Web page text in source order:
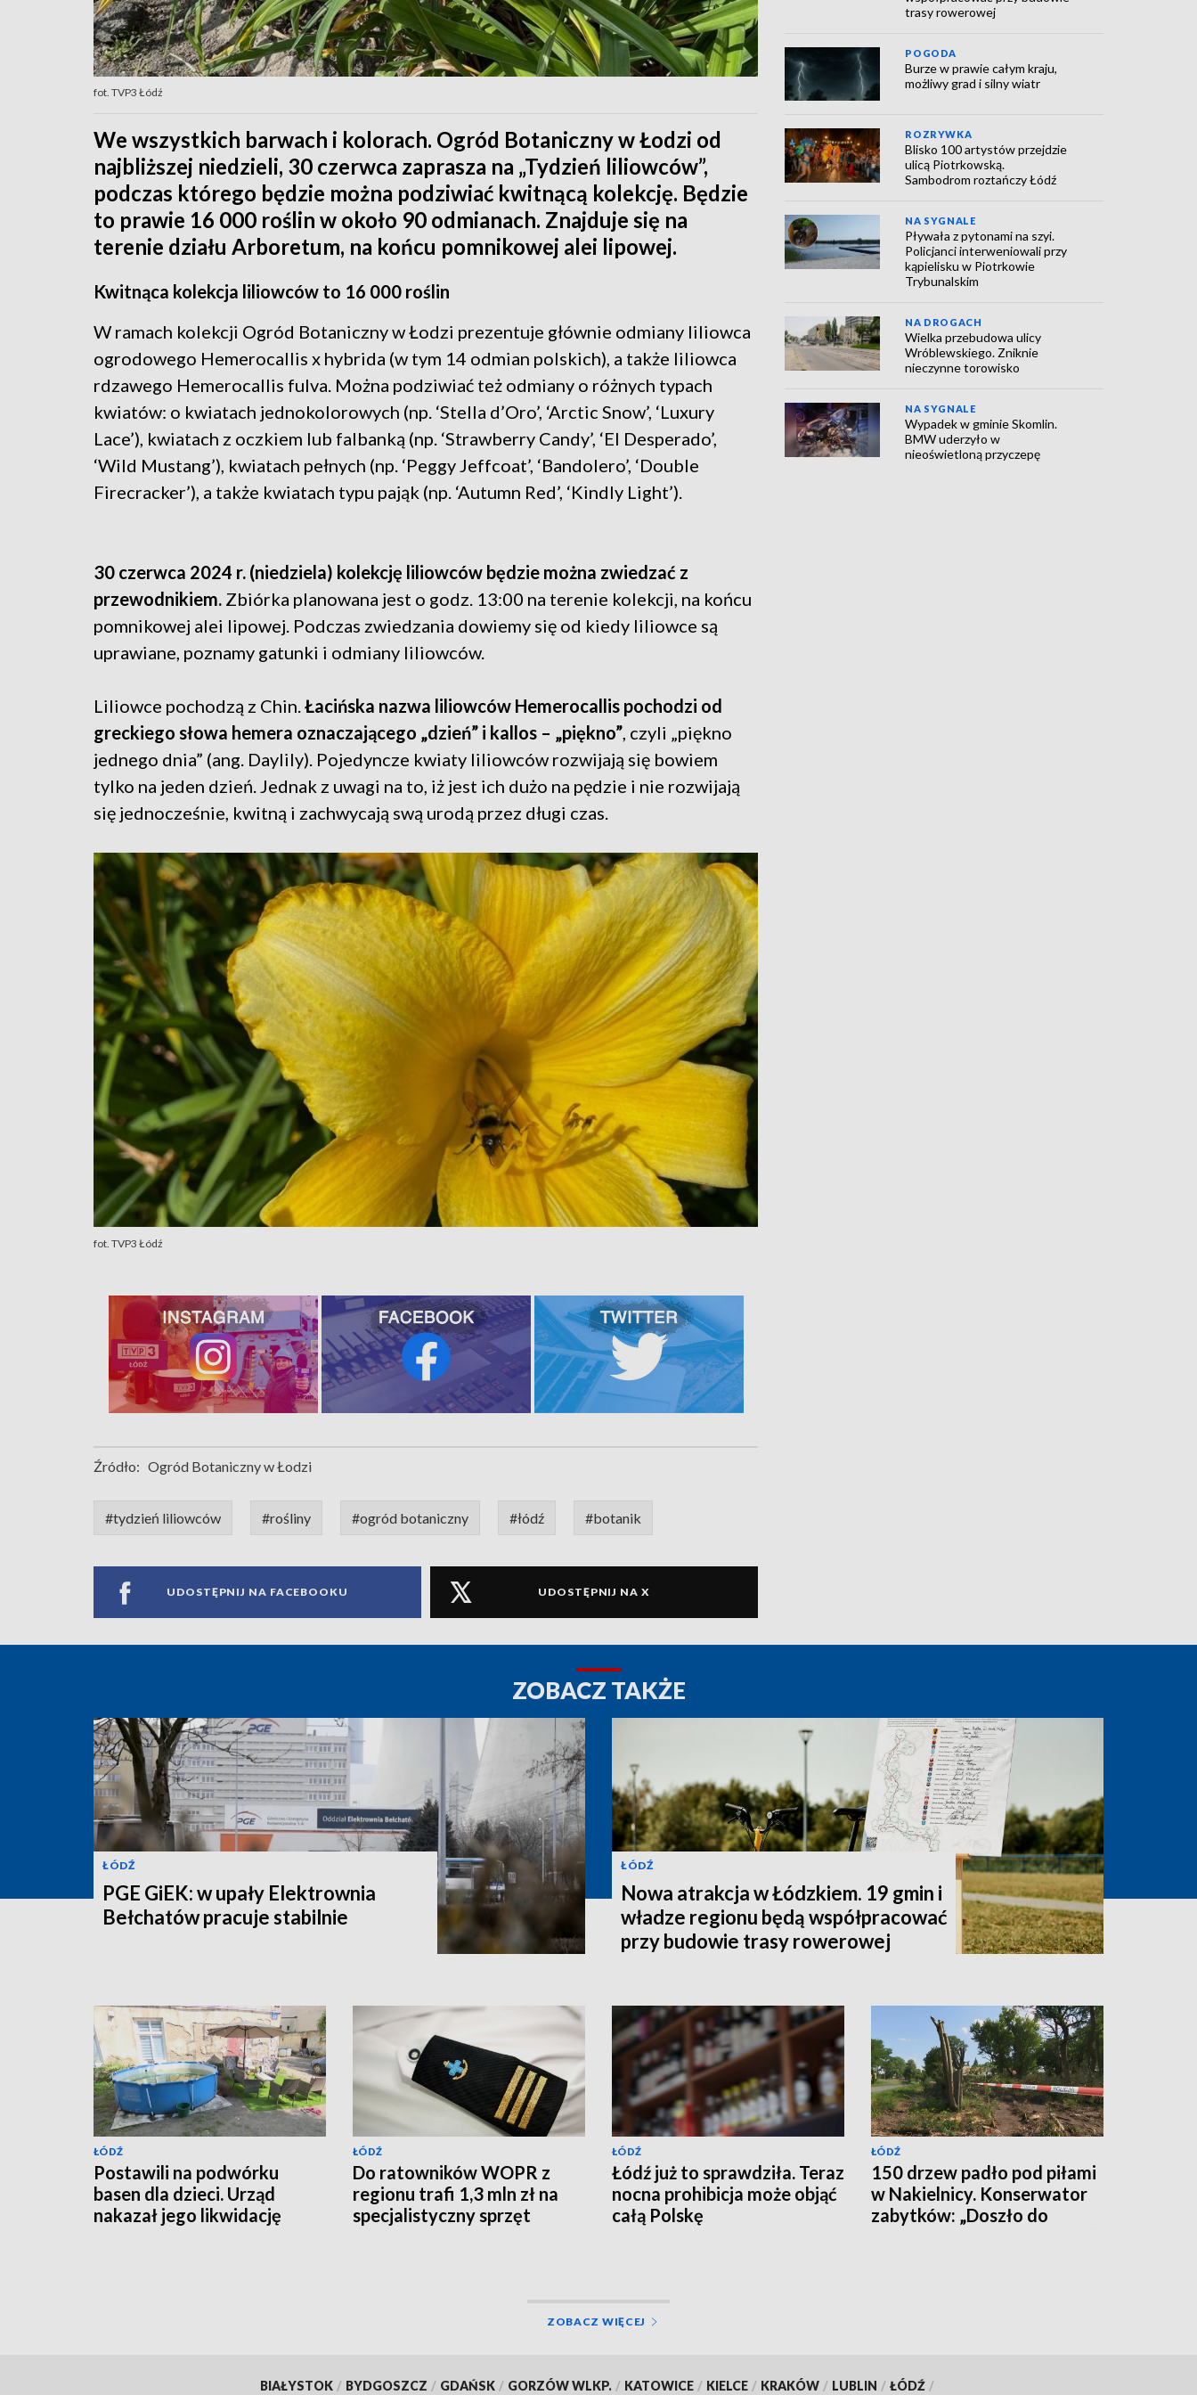
fot. TVP3 Łódź
We wszystkich barwach i kolorach. Ogród Botaniczny w Łodzi od
najbliższej niedzieli, 30 czerwca zaprasza na „Tydzień liliowców”,
podczas którego będzie można podziwiać kwitnącą kolekcję. Będzie
to prawie 16 000 roślin w około 90 odmianach. Znajduje się na
terenie działu Arboretum, na końcu pomnikowej alei lipowej.
Kwitnąca kolekcja liliowców to 16 000 roślin
W ramach kolekcji Ogród Botaniczny w Łodzi prezentuje głównie odmiany liliowca
ogrodowego Hemerocallis x hybrida (w tym 14 odmian polskich), a także liliowca
rdzawego Hemerocallis fulva. Można podziwiać też odmiany o różnych typach
kwiatów: o kwiatach jednokolorowych (np. ‘Stella d’Oro’, ‘Arctic Snow’, ‘Luxury
Lace’), kwiatach z oczkiem lub falbanką (np. ‘Strawberry Candy’, ‘El Desperado’,
‘Wild Mustang’), kwiatach pełnych (np. ‘Peggy Jeffcoat’, ‘Bandolero’, ‘Double
Firecracker’), a także kwiatach typu pająk (np. ‘Autumn Red’, ‘Kindly Light’).
30 czerwca 2024 r. (niedziela) kolekcję liliowców będzie można zwiedzać z
przewodnikiem. Zbiórka planowana jest o godz. 13:00 na terenie kolekcji, na końcu
pomnikowej alei lipowej. Podczas zwiedzania dowiemy się od kiedy liliowce są
uprawiane, poznamy gatunki i odmiany liliowców.
Liliowce pochodzą z Chin.Łacińska nazwa liliowców Hemerocallis pochodzi od
greckiego słowa hemera oznaczającego „dzień” i kallos – „piękno”, czyli „piękno
jednego dnia” (ang. Daylily). Pojedyncze kwiaty liliowców rozwijają się bowiem
tylko na jeden dzień. Jednak z uwagi na to, iż jest ich dużo na pędzie i nie rozwijają
się jednocześnie, kwitną i zachwycają swą urodą przez długi czas.
fot. TVP3 Łódź
Źródło: Ogród Botaniczny w Łodzi
#tydzień liliowców #rośliny #ogród botaniczny #łódź #botanik
UDOSTĘPNIJ NA FACEBOOKU UDOSTĘPNIJ NA X
trasy rowerowej
POGODA
Burze w prawie całym kraju,
możliwy grad i silny wiatr
ROZRYWKA
Blisko 100 artystów przejdzie
ulicą Piotrkowską.
Sambodrom roztańczy Łódź
NA SYGNALE
Pływała z pytonami na szyi.
Policjanci interweniowali przy
kąpielisku w Piotrkowie
Trybunalskim
NA DROGACH
Wielka przebudowa ulicy
Wróblewskiego. Zniknie
nieczynne torowisko
NA SYGNALE
Wypadek w gminie Skomlin.
BMW uderzyło w
nieoświetloną przyczepę
ZOBACZ TAKŻE
ŁÓDŹ
PGE GiEK: w upały Elektrownia
Bełchatów pracuje stabilnie
ŁÓDŹ
Nowa atrakcja w Łódzkiem. 19 gmin i
władze regionu będą współpracować
przy budowie trasy rowerowej
ŁÓDŹ
Postawili na podwórku
basen dla dzieci. Urząd
nakazał jego likwidację
ŁÓDŹ
Do ratowników WOPR z
regionu trafi 1,3 mln zł na
specjalistyczny sprzęt
ŁÓDŹ
Łódź już to sprawdziła. Teraz
nocna prohibicja może objąć
całą Polskę
ŁÓDŹ
150 drzew padło pod piłami
w Nakielnicy. Konserwator
zabytków: „Doszło do
ZOBACZ WIĘCEJ
BIAŁYSTOK / BYDGOSZCZ / GDAŃSK / GORZÓW WLKP. / KATOWICE / KIELCE / KRAKÓW / LUBLIN / ŁÓDŹ /